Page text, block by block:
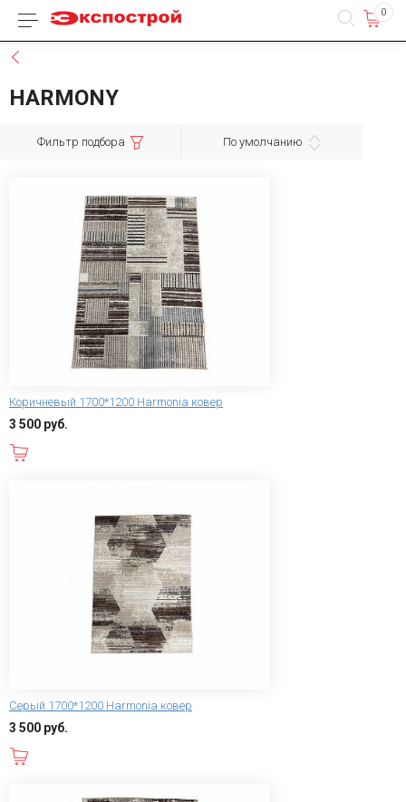
Каталог товаров 0
HARMONY
Фильтр подбора По умолчанию
Коричневый 1700*1200 Harmonia ковер
3 500 руб.
Серый 1700*1200 Harmonia ковер
3 500 руб.